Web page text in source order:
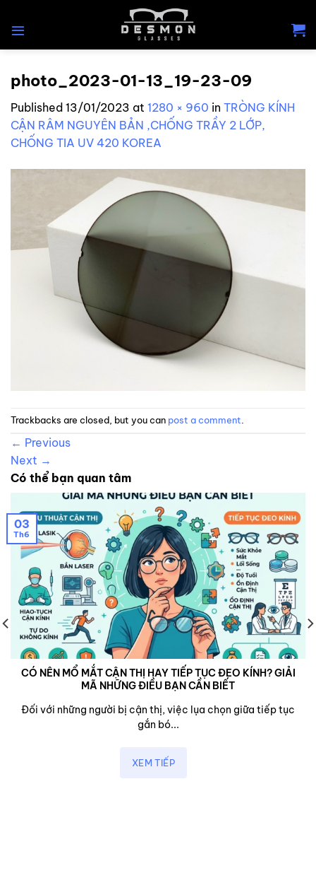
photo_2023-01-13_19-23-09
Published 13/01/2023 at 1280 × 960 in TRÒNG KÍNH
CẬN RÂM NGUYÊN BẢN ,CHỐNG TRẦY 2 LỚP,
CHỐNG TIA UV 420 KOREA
Trackbacks are closed, but you can post a comment
← Previous
Next →
Có thể bạn quan tâm
CÓ NÊN MỔ MẮT CẬN THỊ HAY TIẾP TỤC ĐEO KÍNH? GIẢI
MÃ NHỮNG ĐIỀU BẠN CẦN BIẾT
Đối với những người bị cận thị, việc lụa chọn giữa tiếp tục
gắn bó...
XEM TIẾP
03
Th6